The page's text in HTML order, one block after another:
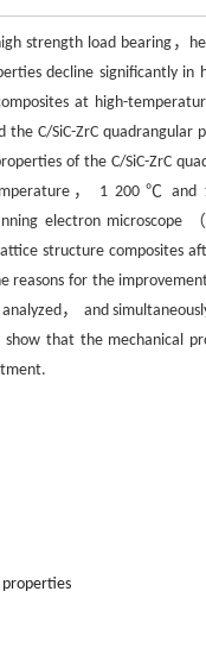
strength load bearing，
decline significantly in
at high-
C/SiC-ZrC quadrangular
of the C/SiC-ZrC
， 1 200 ℃
electron microscope
structure composites
for the
， and
that the mechanical
properties